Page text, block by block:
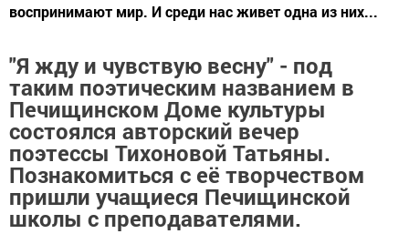
воспринимают мир. И среди нас живет одна из них...
"Я жду и чувствую весну" - под
таким поэтическим названием в
Печищинском Доме культуры
состоялся авторский вечер
поэтессы Тихоновой Татьяны.
Познакомиться с её творчеством
пришли учащиеся Печищинской
школы с преподавателями.